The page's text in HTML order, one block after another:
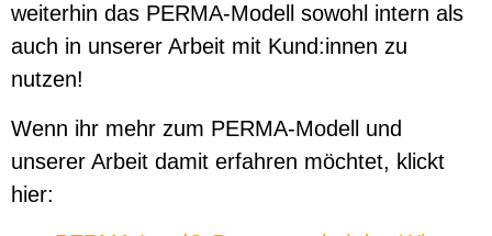
weiterhin das PERMA-Modell sowohl intern als
auch in unserer Arbeit mit Kund:innen zu
nutzen!
Wenn ihr mehr zum PERMA-Modell und
unserer Arbeit damit erfahren möchtet, klickt
hier: